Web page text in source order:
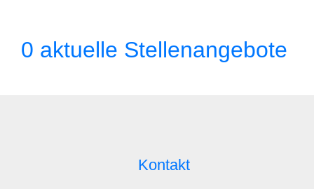
0 aktuelle Stellenangebote
Kontakt